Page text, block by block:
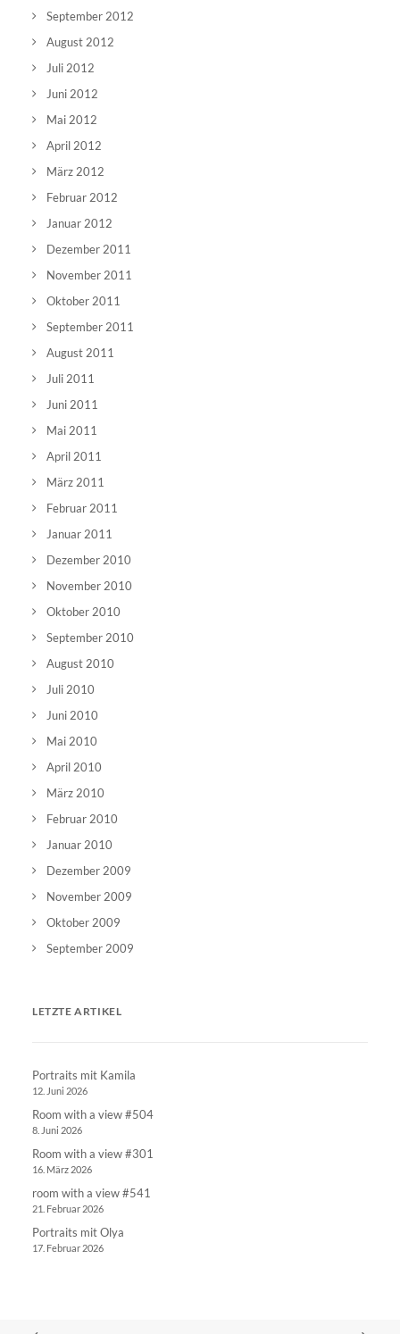
September 2012
August 2012
Juli 2012
Juni 2012
Mai 2012
April 2012
März 2012
Februar 2012
Januar 2012
Dezember 2011
November 2011
Oktober 2011
September 2011
August 2011
Juli 2011
Juni 2011
Mai 2011
April 2011
März 2011
Februar 2011
Januar 2011
Dezember 2010
November 2010
Oktober 2010
September 2010
August 2010
Juli 2010
Juni 2010
Mai 2010
April 2010
März 2010
Februar 2010
Januar 2010
Dezember 2009
November 2009
Oktober 2009
September 2009
LETZTE ARTIKEL
Portraits mit Kamila
12. Juni 2026
Room with a view #504
8. Juni 2026
Room with a view #301
16. März 2026
room with a view #541
21. Februar 2026
Portraits mit Olya
17. Februar 2026